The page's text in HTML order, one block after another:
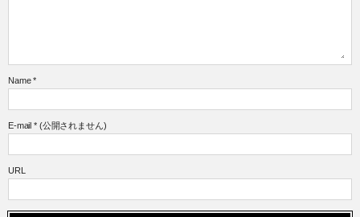
Name *
E-mail *(公開されません)
URL